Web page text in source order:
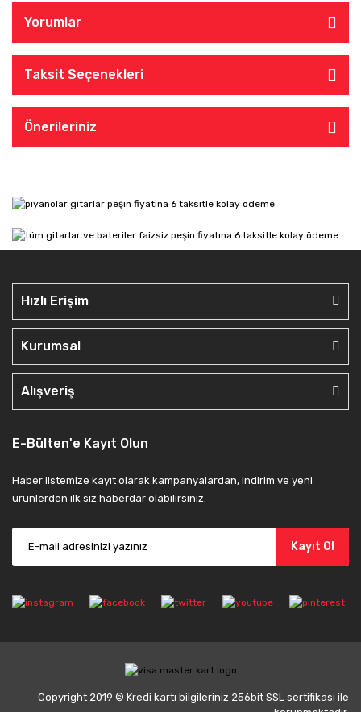
Yorumlar
Taksit Seçenekleri
Önerileriniz
Hızlı Erişim
Kurumsal
Alışveriş
E-Bülten'e Kayıt Olun
Haber listemize kayıt olarak kampanyalardan, indirim ve yeni
ürünlerden ilk siz haberdar olabilirsiniz.
Kayıt Ol
Copyright 2019 © Kredi kartı bilgileriniz 256bit SSL sertifikası ile